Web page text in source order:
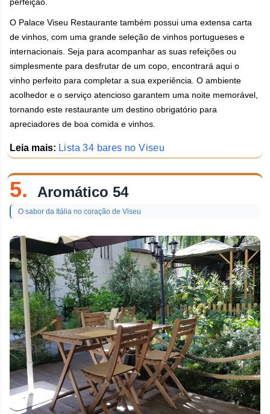
O Palace Viseu Restaurante também possui uma extensa carta
de vinhos, com uma grande seleção de vinhos portugueses e
internacionais. Seja para acompanhar as suas refeições ou
simplesmente para desfrutar de um copo, encontrará aqui o
vinho perfeito para completar a sua experiência. O ambiente
acolhedor e o serviço atencioso garantem uma noite memorável,
tornando este restaurante um destino obrigatório para
apreciadores de boa comida e vinhos.
Leia mais: Lista 34 bares no Viseu
5. Aromático 54
O sabor da Itália no coração de Viseu